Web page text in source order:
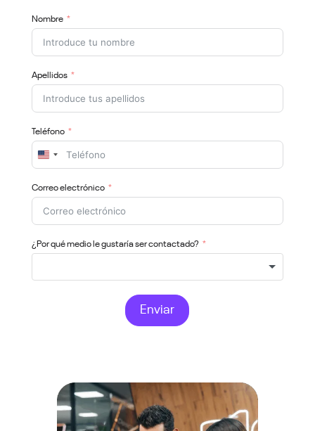
Nombre
Apellidos
Teléfono
United
States
Correo electrónico
¿Por qué medio le gustaría ser contactado?
Enviar